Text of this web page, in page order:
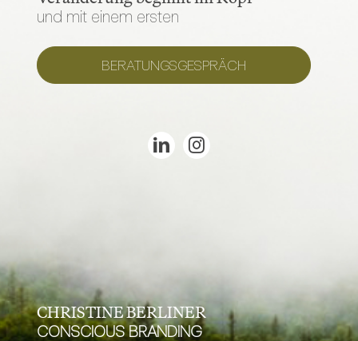
und mit einem ersten
BERATUNGSGESPRÄCH
CHRISTINE BERLINER
CONSCIOUS BRANDING